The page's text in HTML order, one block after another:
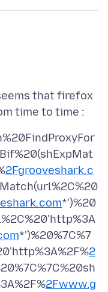
that firefox
2Fgrooveshark.c
*')%20
*')%20%7C%7
2
2Fwww.g